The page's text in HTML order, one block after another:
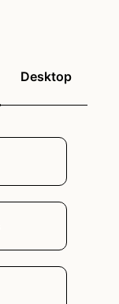
Desktop